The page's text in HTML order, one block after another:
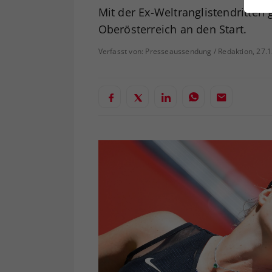
Mit der Ex-Weltranglistendritten
Oberösterreich an den Start.
Verfasst von: Presseaussendung / Redaktion,